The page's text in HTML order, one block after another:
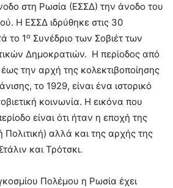
στη Ρωσία (ΕΣΣΔ) την άνοδο του
Η ΕΣΣΔ ιδρύθηκε στις 30
το 1ο Συνέδριο των Σοβιέτ των
Δημοκρατιών. Η περίοδος από
την αρχή της κολεκτιβοποίησης
το 1929, είναι ένα ιστορικό
κοινωνία. Η εικόνα που
είναι ότι ήταν η εποχή της
αλλά και της αρχής της
και Τρότσκι.
Πολέμου η Ρωσία έχει